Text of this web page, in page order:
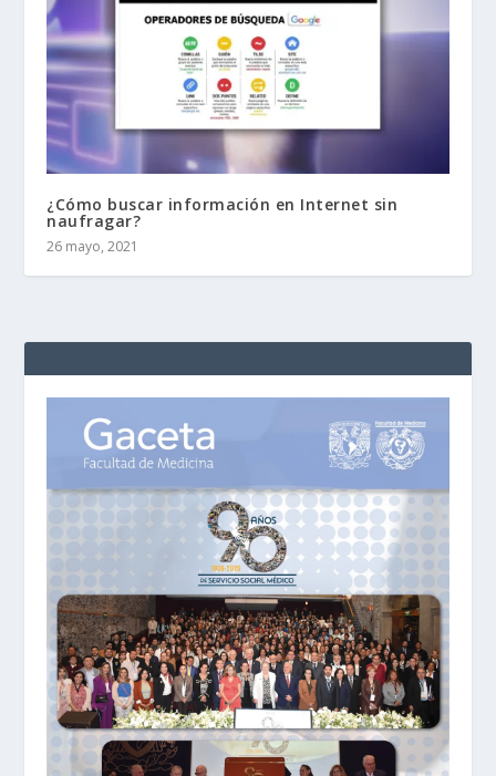
¿Cómo buscar información en Internet sin
naufragar?
26 mayo, 2021